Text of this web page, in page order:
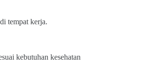
tempat kerja.
kebutuhan kesehatan